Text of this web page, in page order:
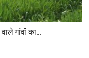
गांवों का...